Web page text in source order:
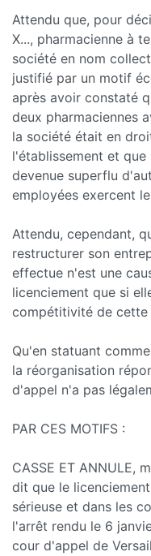
Attendu que, pour
X..., pharmacienne à
société en nom
justifié par un motif
après avoir constaté
deux pharmaciennes
la société était en
l'établissement et
devenue superflu
employées exercent
Attendu, cependant,
restructurer son
effectue n'est une
licenciement que si
compétitivité de cette
Qu'en statuant
la réorganisation
d'appel n'a pas
PAR CES MOTIFS :
CASSE ET ANNULE,
dit que le
sérieuse et dans les
l'arrêt rendu le 6
cour d'appel de